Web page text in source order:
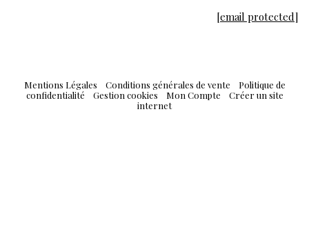
[email protected]
Mentions Légales Conditions générales de vente
Politique de
confidentialité
Gestion cookies Mon Compte
Créer un site
internet